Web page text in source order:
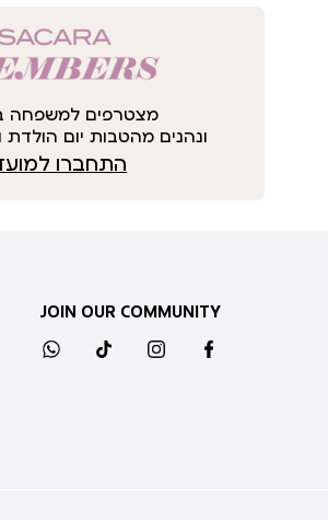
מצטרפים למשפחה
ונהנים מהטבות יום הולדת
התחברו
JOIN OUR COMMUNITY
facebook
instagram
tiktok